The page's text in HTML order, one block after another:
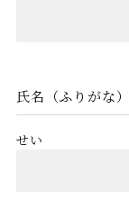
氏名（ふりがな）
せい